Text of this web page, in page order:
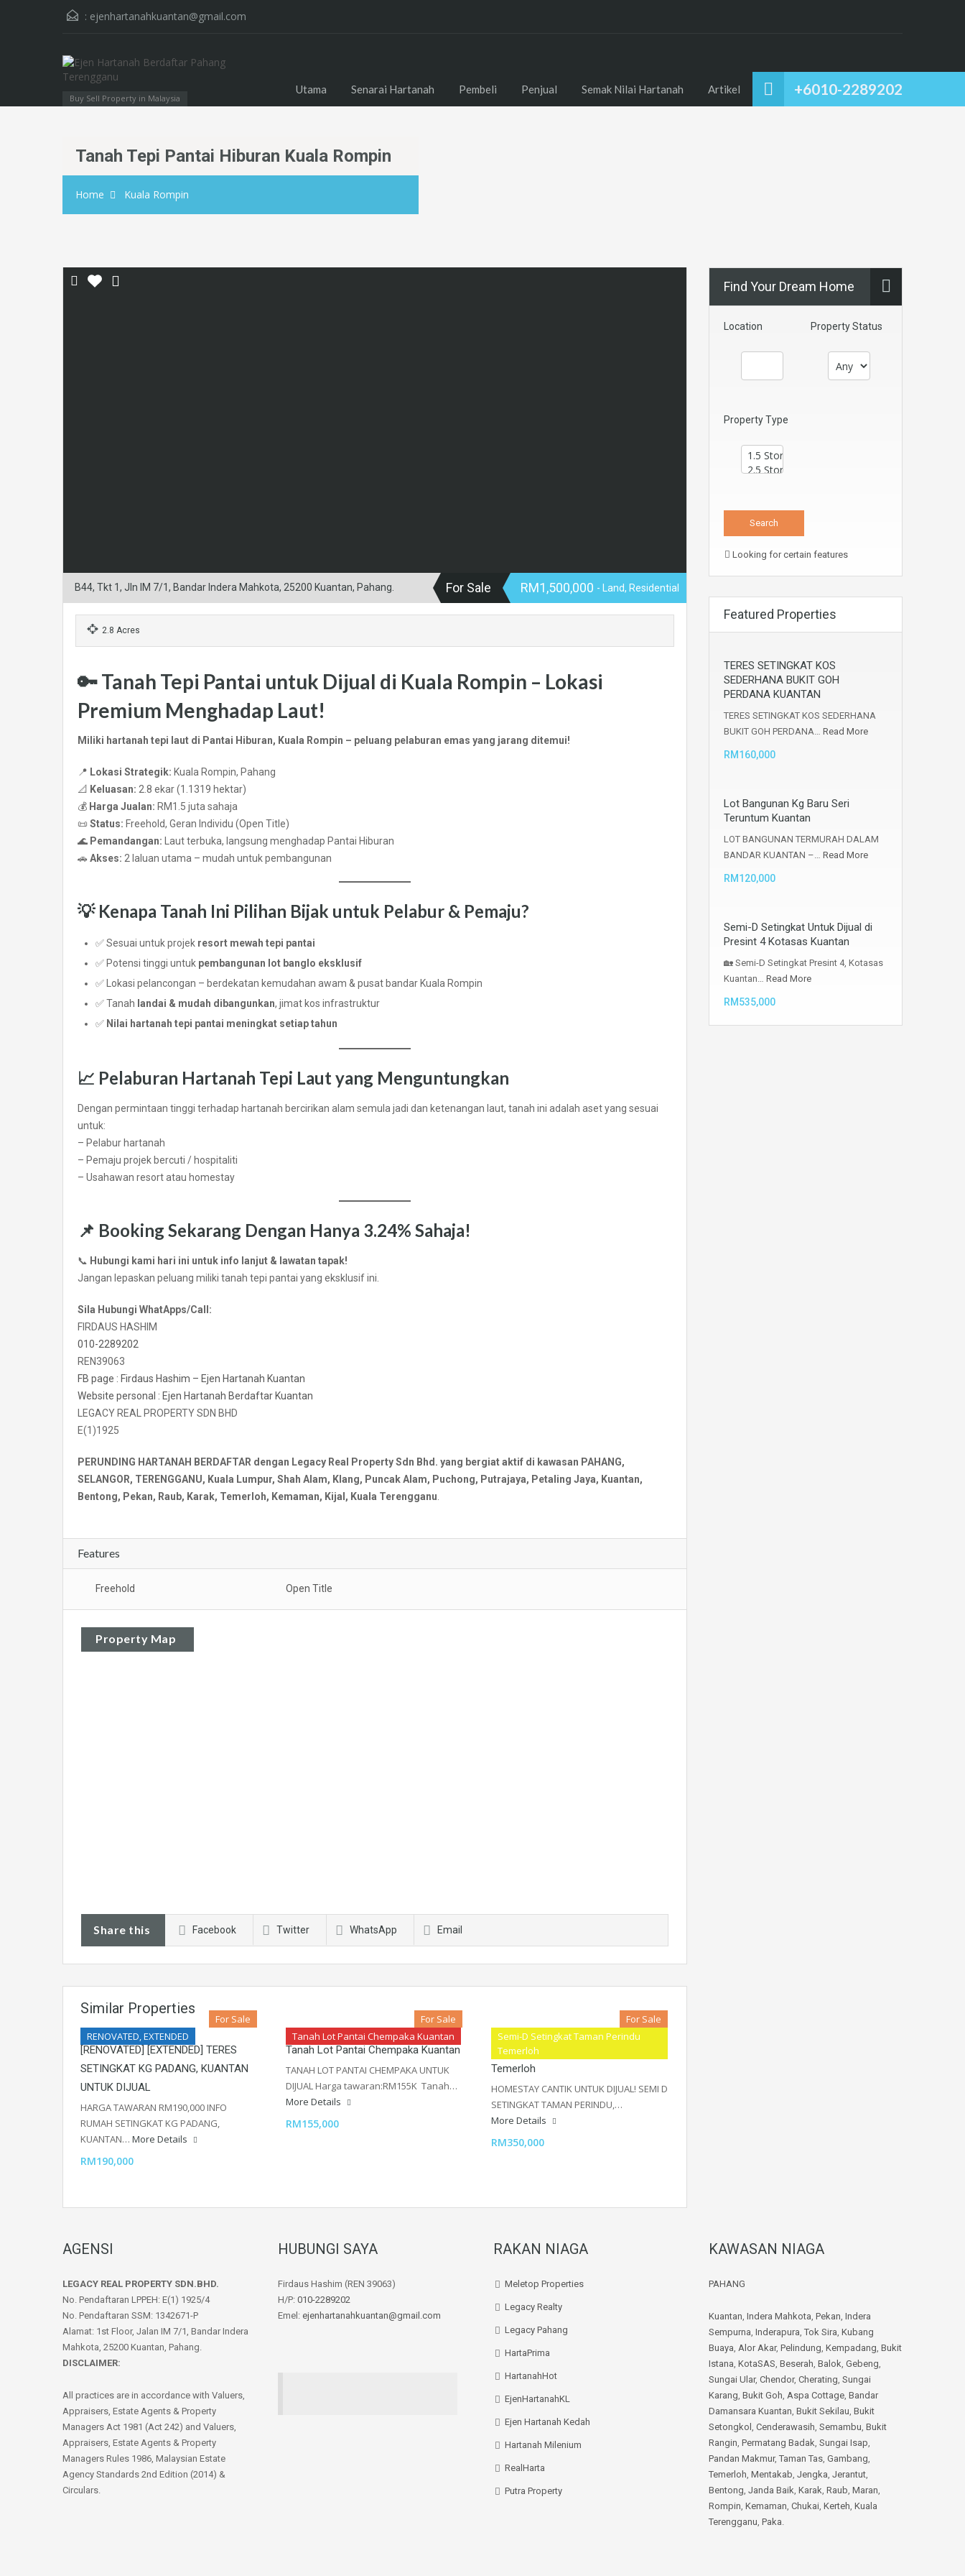
: ejenhartanahkuantan@gmail.com
Buy Sell Property in Malaysia
+6010-2289202
Utama Senarai Hartanah Pembeli Penjual Semak Nilai Hartanah Artikel
Tanah Tepi Pantai Hiburan Kuala Rompin
Home Kuala Rompin
B44, Tkt 1, Jln IM 7/1, Bandar Indera Mahkota, 25200 Kuantan, Pahang. For Sale RM1,500,000 - Land, Residential
2.8 Acres
🔑Tanah Tepi Pantai untuk Dijual di Kuala Rompin – Lokasi
Premium Menghadap Laut!
Miliki hartanah tepi laut di Pantai Hiburan, Kuala Rompin – peluang pelaburan emas yang jarang ditemui!
📍 Lokasi Strategik: Kuala Rompin, Pahang
📐 Keluasan: 2.8 ekar (1.1319 hektar)
💰 Harga Jualan: RM1.5 juta sahaja
📜 Status: Freehold, Geran Individu (Open Title)
🌊 Pemandangan: Laut terbuka, langsung menghadap Pantai Hiburan
🚗 Akses: 2 laluan utama – mudah untuk pembangunan
💡 Kenapa Tanah Ini Pilihan Bijak untuk Pelabur & Pemaju?
✅ Sesuai untuk projek resort mewah tepi pantai
✅ Potensi tinggi untuk pembangunan lot banglo eksklusif
✅ Lokasi pelancongan – berdekatan kemudahan awam & pusat bandar Kuala Rompin
✅ Tanah landai & mudah dibangunkan, jimat kos infrastruktur
✅ Nilai hartanah tepi pantai meningkat setiap tahun
📈 Pelaburan Hartanah Tepi Laut yang Menguntungkan
Dengan permintaan tinggi terhadap hartanah bercirikan alam semula jadi dan ketenangan laut, tanah ini adalah aset yang sesuai
untuk:
– Pelabur hartanah
– Pemaju projek bercuti / hospitaliti
– Usahawan resort atau homestay
📌 Booking Sekarang Dengan Hanya 3.24% Sahaja!
📞 Hubungi kami hari ini untuk info lanjut & lawatan tapak!
Jangan lepaskan peluang miliki tanah tepi pantai yang eksklusif ini.
Sila Hubungi WhatApps/Call:
FIRDAUS HASHIM
010-2289202
REN39063
FB page : Firdaus Hashim – Ejen Hartanah Kuantan
Website personal : Ejen Hartanah Berdaftar Kuantan
LEGACY REAL PROPERTY SDN BHD
E(1)1925
PERUNDING HARTANAH BERDAFTAR dengan Legacy Real Property Sdn Bhd. yang bergiat aktif di kawasan PAHANG,
SELANGOR, TERENGGANU, Kuala Lumpur, Shah Alam, Klang, Puncak Alam, Puchong, Putrajaya, Petaling Jaya, Kuantan,
Bentong, Pekan, Raub, Karak, Temerloh, Kemaman, Kijal, Kuala Terengganu.
Features
Freehold Open Title
Property Map
Share this Facebook Twitter WhatsApp Email
Similar Properties
RENOVATED, EXTENDED
For Sale
[RENOVATED] [EXTENDED] TERES
SETINGKAT KG PADANG, KUANTAN
UNTUK DIJUAL
HARGA TAWARAN RM190,000 INFO
RUMAH SETINGKAT KG PADANG,
KUANTAN… More Details
RM190,000
Tanah Lot Pantai Chempaka Kuantan
For Sale
Tanah Lot Pantai Chempaka Kuantan
TANAH LOT PANTAI CHEMPAKA UNTUK
DIJUAL Harga tawaran:RM155K Tanah…
More Details
RM155,000
Semi-D Setingkat Taman Perindu
Temerloh
For Sale
Semi-D Setingkat Taman Perindu
Temerloh
HOMESTAY CANTIK UNTUK DIJUAL! SEMI D
SETINGKAT TAMAN PERINDU,…
More Details
RM350,000
Find Your Dream Home
Location Property Status
Property Type
Looking for certain features
Featured Properties
TERES SETINGKAT KOS
SEDERHANA BUKIT GOH
PERDANA KUANTAN
TERES SETINGKAT KOS SEDERHANA
BUKIT GOH PERDANA… Read More
RM160,000
Lot Bangunan Kg Baru Seri
Teruntum Kuantan
LOT BANGUNAN TERMURAH DALAM
BANDAR KUANTAN –… Read More
RM120,000
Semi-D Setingkat Untuk Dijual di
Presint 4 Kotasas Kuantan
🏡 Semi-D Setingkat Presint 4, Kotasas
Kuantan… Read More
RM535,000
AGENSI
LEGACY REAL PROPERTY SDN.BHD.
No. Pendaftaran LPPEH: E(1) 1925/4
No. Pendaftaran SSM: 1342671-P
Alamat: 1st Floor, Jalan IM 7/1, Bandar Indera
Mahkota, 25200 Kuantan, Pahang.
DISCLAIMER:
All practices are in accordance with Valuers,
Appraisers, Estate Agents & Property
Managers Act 1981 (Act 242) and Valuers,
Appraisers, Estate Agents & Property
Managers Rules 1986, Malaysian Estate
Agency Standards 2nd Edition (2014) &
Circulars.
HUBUNGI SAYA
Firdaus Hashim (REN 39063)
H/P: 010-2289202
Emel: ejenhartanahkuantan@gmail.com
RAKAN NIAGA
Meletop Properties
Legacy Realty
Legacy Pahang
HartaPrima
HartanahHot
EjenHartanahKL
Ejen Hartanah Kedah
Hartanah Milenium
RealHarta
Putra Property
KAWASAN NIAGA
PAHANG
Kuantan, Indera Mahkota, Pekan, Indera
Sempurna, Inderapura, Tok Sira, Kubang
Buaya, Alor Akar, Pelindung, Kempadang, Bukit
Istana, KotaSAS, Beserah, Balok, Gebeng,
Sungai Ular, Chendor, Cherating, Sungai
Karang, Bukit Goh, Aspa Cottage, Bandar
Damansara Kuantan, Bukit Sekilau, Bukit
Setongkol , Cenderawasih, Semambu, Bukit
Rangin, Permatang Badak, Sungai Isap,
Pandan Makmur, Taman Tas, Gambang,
Temerloh, Mentakab, Jengka, Jerantut,
Bentong, Janda Baik, Karak, Raub, Maran,
Rompin, Kemaman, Chukai, Kerteh, Kuala
Terengganu, Paka.